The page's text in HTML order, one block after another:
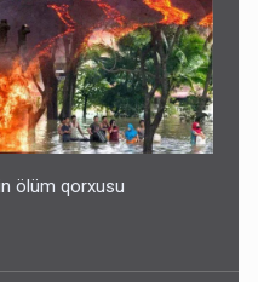
ölüm qorxusu